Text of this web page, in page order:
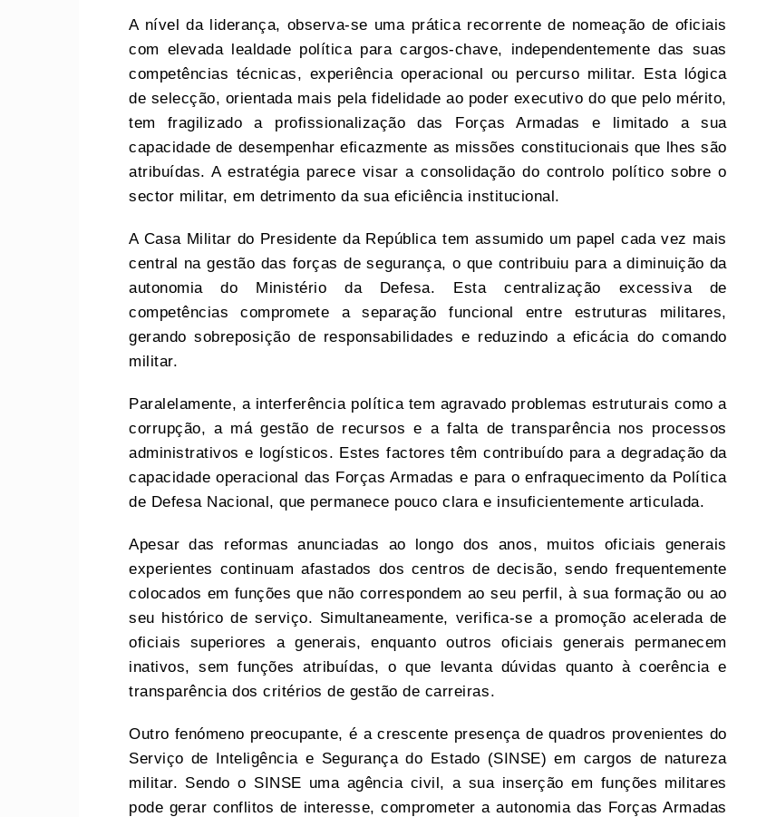
A nível da liderança, observa-se uma prática recorrente de nomeação de oficiais
com elevada lealdade política para cargos-chave, independentemente das suas
competências técnicas, experiência operacional ou percurso militar. Esta lógica
de selecção, orientada mais pela fidelidade ao poder executivo do que pelo mérito,
tem fragilizado a profissionalização das Forças Armadas e limitado a sua
capacidade de desempenhar eficazmente as missões constitucionais que lhes são
atribuídas. A estratégia parece visar a consolidação do controlo político sobre o
sector militar, em detrimento da sua eficiência institucional.
A Casa Militar do Presidente da República tem assumido um papel cada vez mais
central na gestão das forças de segurança, o que contribuiu para a diminuição da
autonomia do Ministério da Defesa. Esta centralização excessiva de
competências compromete a separação funcional entre estruturas militares,
gerando sobreposição de responsabilidades e reduzindo a eficácia do comando
militar.
Paralelamente, a interferência política tem agravado problemas estruturais como a
corrupção, a má gestão de recursos e a falta de transparência nos processos
administrativos e logísticos. Estes factores têm contribuído para a degradação da
capacidade operacional das Forças Armadas e para o enfraquecimento da Política
de Defesa Nacional, que permanece pouco clara e insuficientemente articulada.
Apesar das reformas anunciadas ao longo dos anos, muitos oficiais generais
experientes continuam afastados dos centros de decisão, sendo frequentemente
colocados em funções que não correspondem ao seu perfil, à sua formação ou ao
seu histórico de serviço. Simultaneamente, verifica-se a promoção acelerada de
oficiais superiores a generais, enquanto outros oficiais generais permanecem
inativos, sem funções atribuídas, o que levanta dúvidas quanto à coerência e
transparência dos critérios de gestão de carreiras.
Outro fenómeno preocupante, é a crescente presença de quadros provenientes do
Serviço de Inteligência e Segurança do Estado (SINSE) em cargos de natureza
militar. Sendo o SINSE uma agência civil, a sua inserção em funções militares
pode gerar conflitos de interesse, comprometer a autonomia das Forças Armadas